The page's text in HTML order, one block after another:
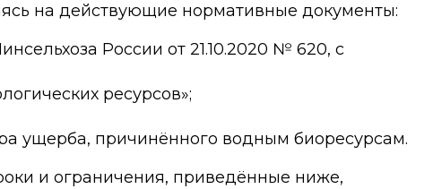
на действующие нормативные документы:
России от 21.10.2020 № 620, с
ресурсов»;
ущерба, причинённого водным биоресурсам.
и ограничения, приведённые ниже,